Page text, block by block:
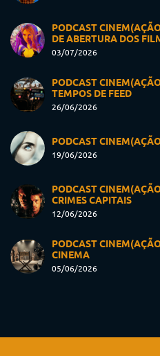
PODCAST
DE ABERTURA DOS
03/07/2026
PODCAST
TEMPOS DE FEED
26/06/2026
PODCAST
19/06/2026
PODCAST
CRIMES CAPITAIS
12/06/2026
PODCAST
CINEMA
05/06/2026